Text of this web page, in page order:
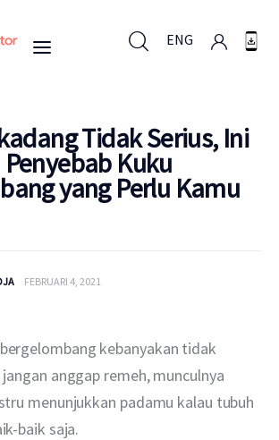
ENG
ENG
Good Doctor
Tidak Serius, Ini
Kuku
yang Perlu Kamu
FEBRUARI 4, 2021
bergelombang kebanyakan tidak
anggap remeh, munculnya
menunjukkan padamu kalau tubuh
baik saja.